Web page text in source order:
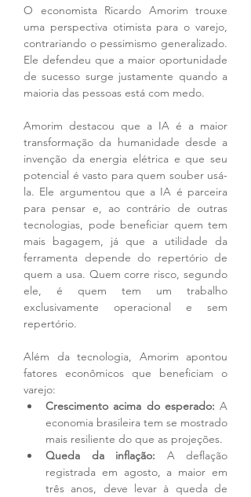
O economista Ricardo Amorim trouxe
uma perspectiva otimista para o varejo,
contrariando o pessimismo generalizado.
Ele defendeu que a maior oportunidade
de sucesso surge justamente quando a
maioria das pessoas está com medo.
Amorim destacou que a IA é a maior
transformação da humanidade desde a
invenção da energia elétrica e que seu
potencial é vasto para quem souber usá-
la. Ele argumentou que a IA é parceira
para pensar e, ao contrário de outras
tecnologias, pode beneficiar quem tem
mais bagagem, já que a utilidade da
ferramenta depende do repertório de
quem a usa. Quem corre risco, segundo
ele, é quem tem um trabalho
exclusivamente operacional e sem
repertório.
Além da tecnologia, Amorim apontou
fatores econômicos que beneficiam o
varejo:
Crescimento acima do esperado: A
economia brasileira tem se mostrado
mais resiliente do que as projeções.
Queda da inflação: A deflação
registrada em agosto, a maior em
três anos, deve levar à queda de